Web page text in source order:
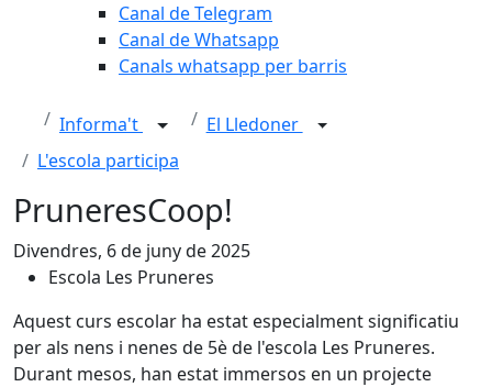
Canal de Telegram
Canal de Whatsapp
Canals whatsapp per barris
Informa't
El Lledoner
L'escola participa
PruneresCoop!
Divendres, 6 de juny de 2025
Escola Les Pruneres
Aquest curs escolar ha estat especialment significatiu
per als nens i nenes de 5è de l'escola Les Pruneres.
Durant mesos, han estat immersos en un projecte